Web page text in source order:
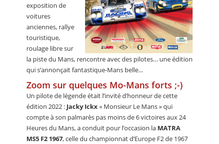
exposition de
voitures
anciennes, rallye
touristique,
roulage libre sur
la piste du Mans, rencontre avec des pilotes… une édition
qui s’annonçait fantastique-Mans belle...
Zoom sur quelques Mo-Mans forts ;-)
Un pilote de légende était l’invité d’honneur de cette
édition 2022 : Jacky Ickx« Monsieur Le Mans » qui
compte à son palmarès pas moins de 6 victoires aux 24
Heures du Mans, a conduit pour l’occasion la MATRA
MS5 F2 1967, celle du championnat d’Europe F2 de 1967